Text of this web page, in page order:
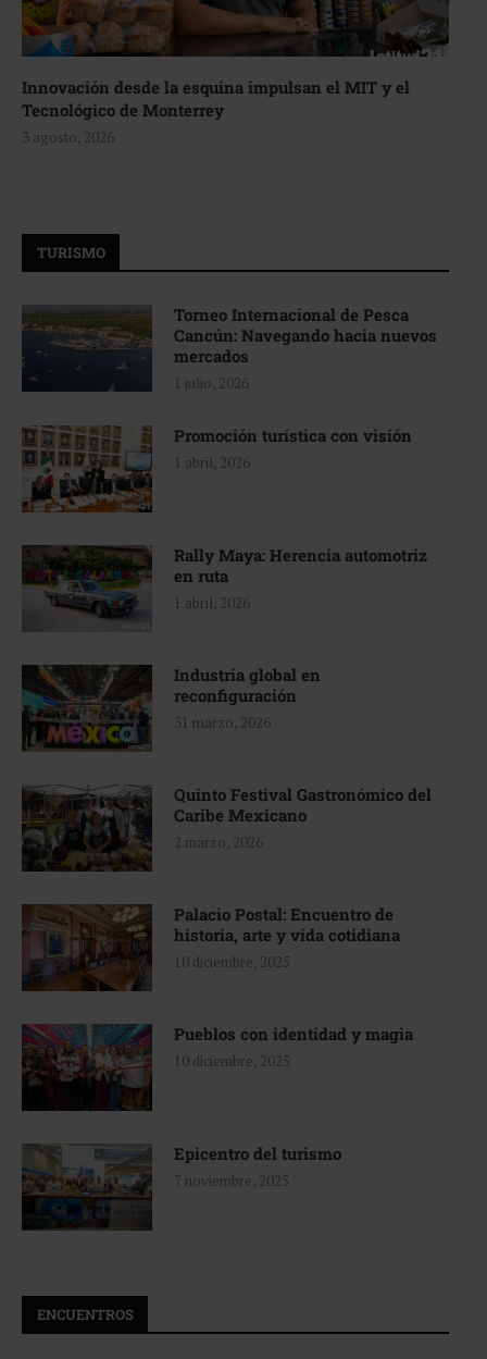
Innovación desde la esquina impulsan el MIT y el
Tecnológico de Monterrey
3 agosto, 2026
TURISMO
Torneo Internacional de Pesca
Cancún: Navegando hacia nuevos
mercados
1 julio, 2026
Promoción turística con visión
1 abril, 2026
Rally Maya: Herencia automotriz
en ruta
1 abril, 2026
Industria global en
reconfiguración
31 marzo, 2026
Quinto Festival Gastronómico del
Caribe Mexicano
2 marzo, 2026
Palacio Postal: Encuentro de
historia, arte y vida cotidiana
10 diciembre, 2025
Pueblos con identidad y magia
10 diciembre, 2025
Epicentro del turismo
7 noviembre, 2025
ENCUENTROS